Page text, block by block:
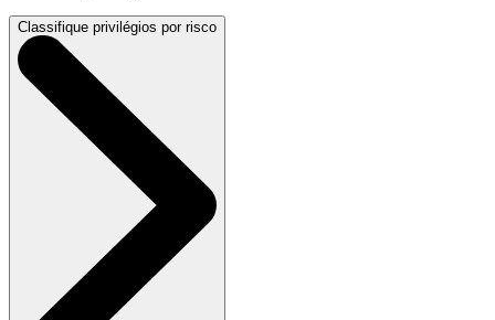
Classifique privilégios por risco